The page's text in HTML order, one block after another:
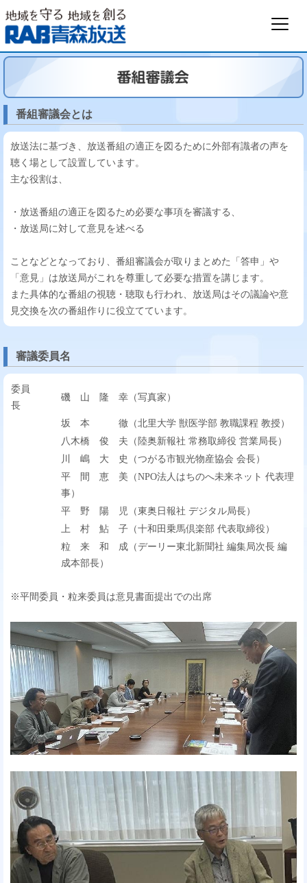
番組審議会とは
放送法に基づき、放送番組の適正を図るために外部有識者の声を
聴く場として設置しています。
主な役割は、
・放送番組の適正を図るため必要な事項を審議する、
・放送局に対して意見を述べる
ことなどとなっており、番組審議会が取りまとめた「答申」や
「意見」は放送局がこれを尊重して必要な措置を講じます。
また具体的な番組の視聴・聴取も行われ、放送局はその議論や意
見交換を次の番組作りに役立てています。
審議委員名
委員
長
磯 山 隆 幸（写真家）
坂 本 徹（北里大学 獣医学部 教職課程 教授）
八木橋 俊 夫（陸奥新報社 常務取締役 営業局長）
川 嶋 大 史（つがる市観光物産協会 会長）
平 間 恵 美（NPO法人はちのへ未来ネット 代表理
事）
平 野 陽 児（東奥日報社 デジタル局長）
上 村 鮎 子（十和田乗馬倶楽部 代表取締役）
粒 来 和 成（デーリー東北新聞社 編集局次長 編
成本部長）
※平間委員・粒来委員は意見書面提出での出席